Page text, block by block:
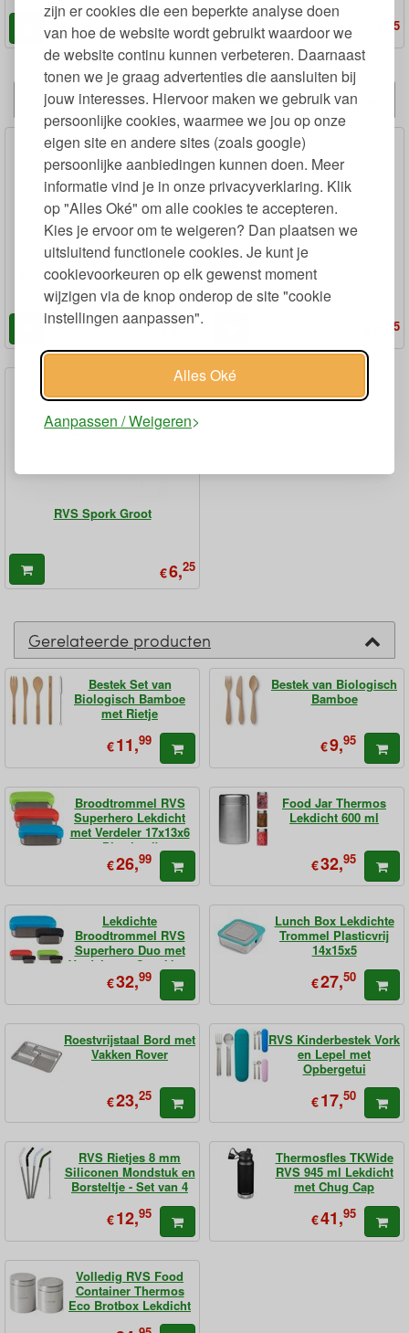
zijn er cookies die een beperkte analyse doen
van hoe de website wordt gebruikt waardoor we
de website continu kunnen verbeteren. Daarnaast
tonen we je graag advertenties die aansluiten bij
jouw interesses. Hiervoor maken we gebruik van
persoonlijke cookies, waarmee we jou op onze
eigen site en andere sites (zoals google)
persoonlijke aanbiedingen kunnen doen. Meer
informatie vind je in onze privacyverklaring. Klik
op "Alles Oké" om alle cookies te accepteren.
Kies je ervoor om te weigeren? Dan plaatsen we
uitsluitend functionele cookies. Je kunt je
cookievoorkeuren op elk gewenst moment
wijzigen via de knop onderop de site "cookie
instellingen aanpassen".
Alles Oké
Aanpassen / Weigeren
€27, 95
Alternatieven
Bamboe Spork Lepel en Vork
4,39
RVS Spork
95
RVS Spork Groot
€6,25
Gerelateerde producten
Bestek Set van
Biologisch Bamboe
met Rietje
€11,99
Bestek van Biologisch
Bamboe
€9,95
Broodtrommel RVS
Superhero Lekdicht
met Verdeler 17x13x6
Plasticvrij
€26,99
Food Jar Thermos
Lekdicht 600 ml
€32,95
Lekdichte
Broodtrommel RVS
Superhero Duo met
Verdeler en Snackbox
17x13x6
€32,99
Lunch Box Lekdichte
Trommel Plasticvrij
14x15x5
€27,50
Roestvrijstaal Bord met
Vakken Rover
€23,25
RVS Kinderbestek Vork
en Lepel met
Opbergetui
€17,50
RVS Rietjes 8 mm
Siliconen Mondstuk en
Borsteltje - Set van 4
€12,95
Thermosfles TKWide
RVS 945 ml Lekdicht
met Chug Cap
€41,95
Volledig RVS Food
Container Thermos
Eco Brotbox Lekdicht